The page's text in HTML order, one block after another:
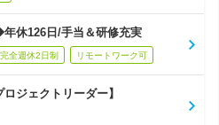
休126日/手当＆研修充実
完全週休2日制 リモートワーク可
ジェクトリーダー】